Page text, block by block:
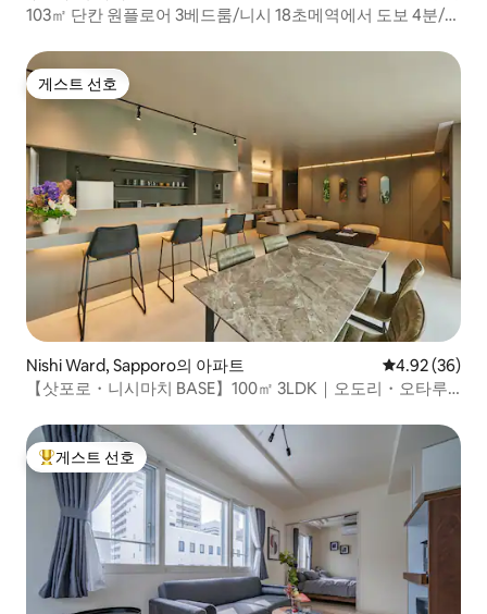
103㎡ 단칸 원플로어 3베드룸/니시 18초메역에서 도보 4분/3
게스트 선호
게스트 선호
Nishi Ward, Sapporo의 아파트 평점 4.92점(5
4.92 (36)
【삿포로・니시마치 BASE】100㎡ 3LDK｜오도리・오타루
상위 게스트 선호
게스트 선호